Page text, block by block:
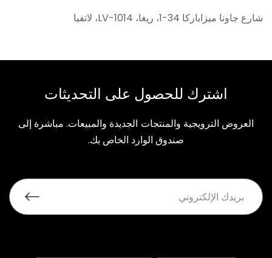
شارع جاونا ميزاباركا 34-1، ريغا، LV-1014، لاتفيا
اشترك للحصول على التحديثات
العروض الترويجية والمنتجات الجديدة والمبيعات. مباشرة إلى
صندوق الوارد الخاص بك.